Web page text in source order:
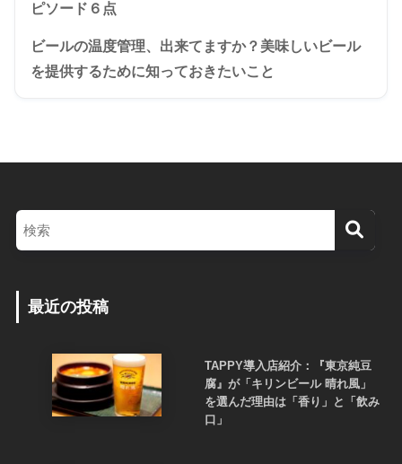
ピソード６点
ビールの温度管理、出来てますか？美味しいビール
を提供するために知っておきたいこと
最近の投稿
TAPPY導入店紹介：『東京純豆
腐』が「キリンビール 晴れ風」
を選んだ理由は「香り」と「飲み
口」